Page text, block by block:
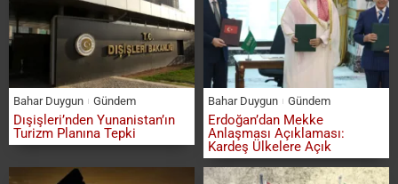
Bahar Duygun Gündem
Dışişleri’nden Yunanistan’ın
Turizm Planına Tepki
Bahar Duygun Gündem
Erdoğan’dan Mekke
Anlaşması Açıklaması:
Kardeş Ülkelere Açık